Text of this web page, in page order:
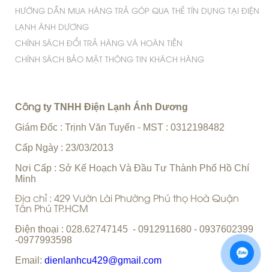
HƯỚNG DẪN MUA HÀNG TRẢ GÓP QUA THẺ TÍN DỤNG TẠI ĐIỆN
LẠNH ÁNH DƯƠNG
CHÍNH SÁCH ĐỔI TRẢ HÀNG VÀ HOÀN TIỀN
CHÍNH SÁCH BẢO MẬT THÔNG TIN KHÁCH HÀNG
Công ty TNHH Điện Lạnh Ánh Dương
Giám Đốc : Trịnh Văn Tuyến - MST : 0312198482
Cấp Ngày : 23/03/2013
Nơi Cấp : Sở Kế Hoạch Và Đầu Tư Thành Phố Hồ Chí
Minh
Địa chỉ : 429 Vườn Lài Phường Phú thọ Hoà Quận
Tân Phú TP.HCM
Điện thoại : 028.62747145 - 0912911680 - 0937602399
-0977993598
Email: dienlanhcu429@gmail.com